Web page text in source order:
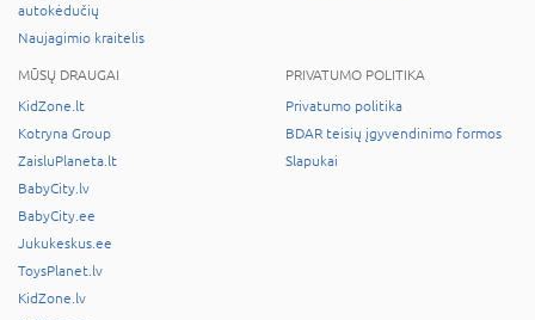
autokėdučių
Naujagimio kraitelis
MŪSŲ DRAUGAI
KidZone.lt
Kotryna Group
ZaisluPlaneta.lt
BabyCity.lv
BabyCity.ee
Jukukeskus.ee
ToysPlanet.lv
KidZone.lv
PRIVATUMO POLITIKA
Privatumo politika
BDAR teisių įgyvendinimo formos
Slapukai